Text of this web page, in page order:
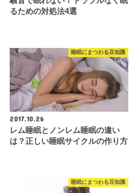
るための対処法4選
睡眠にまつわる豆知識
2017.10.26
レム睡眠とノンレム睡眠の違い
は？正しい睡眠サイクルの作り方
睡眠にまつわる豆知識